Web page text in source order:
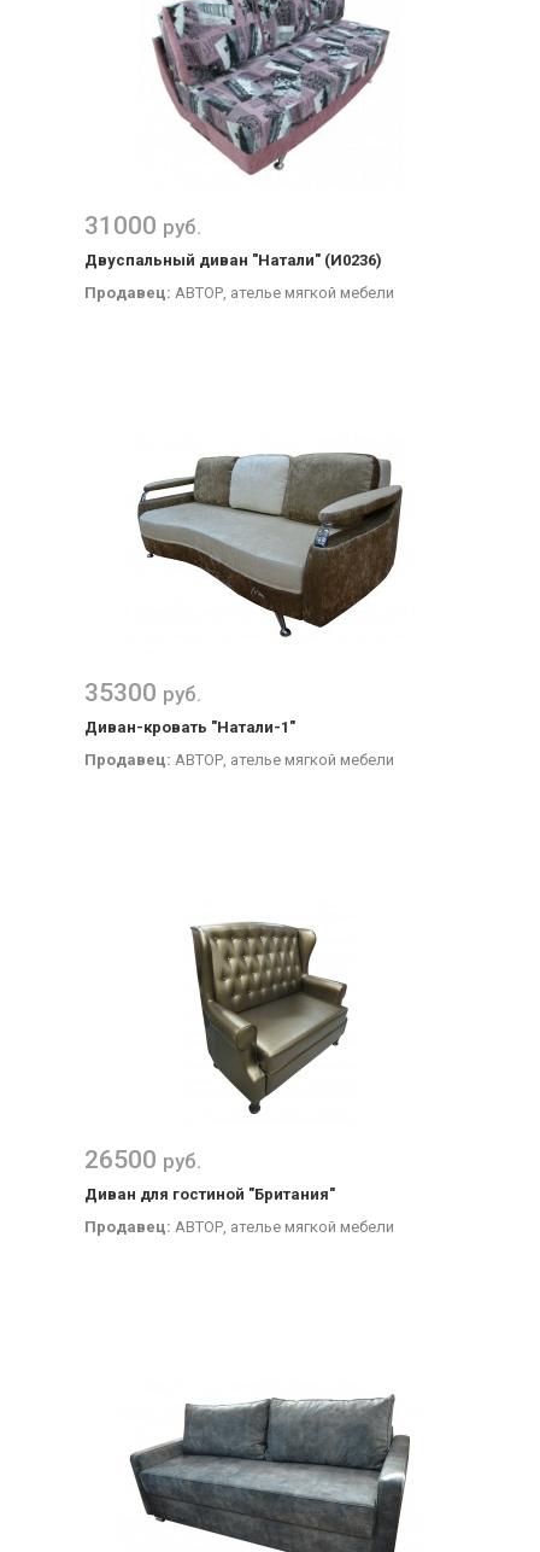
31000 руб.
Двуспальный диван "Натали" (И0236)
Продавец: АВТОР, ателье мягкой мебели
35300 руб.
Диван-кровать "Натали-1"
Продавец: АВТОР, ателье мягкой мебели
26500 руб.
Диван для гостиной "Британия"
Продавец: АВТОР, ателье мягкой мебели